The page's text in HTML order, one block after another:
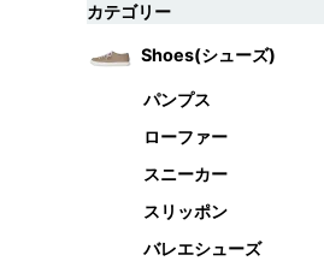
カテゴリー
Shoes(シューズ)
パンプス
ローファー
スニーカー
スリッポン
バレエシューズ